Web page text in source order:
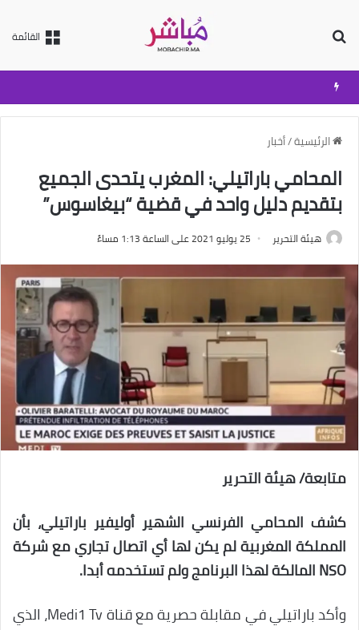
القائمة
الرئيسية/أخبار
المحامي باراتيلي: المغرب يتحدى الجميع
بتقديم دليل واحد في قضية “بيغاسوس”
هيئة التحرير 25 يوليو 2021 على الساعة 1:13 مساءً
متابعة/ هيئة التحرير
كشف المحامي الفرنسي الشهير أوليفير باراتيلي، بأن
المملكة المغربية لم يكن لها أي اتصال تجاري مع شركة
NSO المالكة لهذا البرنامج ولم تستخدمه أبدا.
وأكد باراتيلي في مقابلة حصرية مع قناة Medi1 Tv، الذي